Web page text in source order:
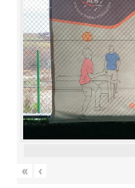
« ‹